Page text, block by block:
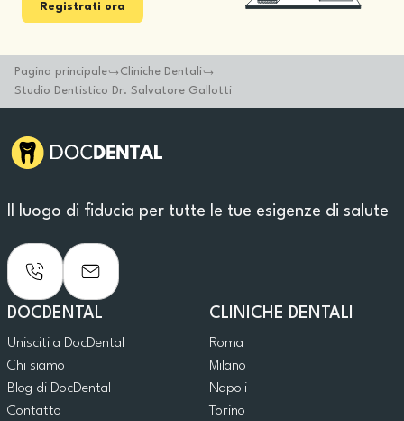
Registrati ora
Pagina principale
Cliniche Dentali
Studio Dentistico Dr. Salvatore Gallotti
Il luogo di fiducia per tutte le tue esigenze di salute
DOCDENTAL
Unisciti a DocDental
Chi siamo
Blog di DocDental
Contatto
CLINICHE DENTALI
Roma
Milano
Napoli
Torino